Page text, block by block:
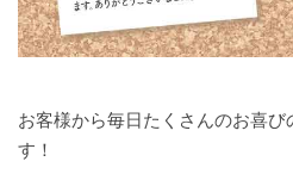
お客様から毎日たくさんのお喜び
す！